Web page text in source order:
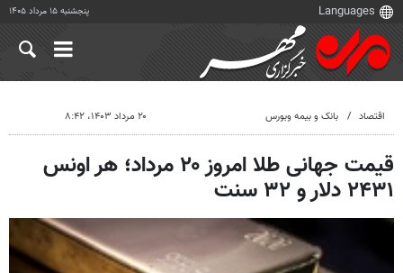
پنجشنبه ۱۵ مرداد ۱۴۰۵
اقتصاد بانک و بیمه وبورس ۲۰ مرداد ۱۴۰۳، ۸:۴۲
قیمت جهانی طلا امروز ۲۰ مرداد؛ هر اونس
۲۴۳۱ دلار و ۳۲ سنت